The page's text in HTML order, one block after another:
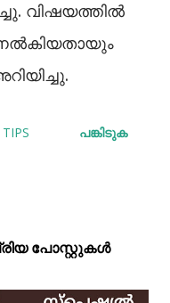
വിഷയത്തില്‍
നല്‍കിയതായും
പങ്കിടുക
പോസ്റ്റുകള്‍‌